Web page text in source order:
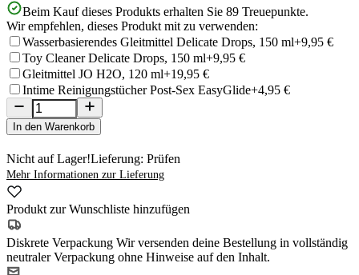
Beim Kauf dieses Produkts erhalten Sie 89 Treuepunkte.
Wir empfehlen, dieses Produkt mit zu verwenden:
Wasserbasierendes Gleitmittel Delicate Drops, 150 ml+9,95 €
Toy Cleaner Delicate Drops, 150 ml+9,95 €
Gleitmittel JO H2O, 120 ml+19,95 €
Intime Reinigungstücher Post-Sex EasyGlide+4,95 €
In den Warenkorb
Nicht auf Lager!Lieferung: Prüfen
Mehr Informationen zur Lieferung
Produkt zur Wunschliste hinzufügen
Diskrete Verpackung Wir versenden deine Bestellung in vollständig
neutraler Verpackung ohne Hinweise auf den Inhalt.